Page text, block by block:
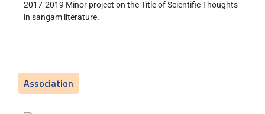
2017-2019 Minor project on the Title of Scientific Thoughts
in sangam literature.
Association